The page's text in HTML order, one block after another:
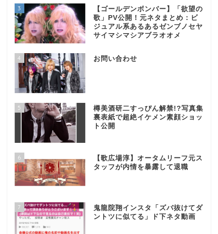
3
【ゴールデンボンバー】「欲望の
歌」PV公開！元ネタまとめ：ビ
ジュアル系あるあるゼンブノセヤ
サイマシマシアブラオオメ
4 お問い合わせ
5
樽美酒研二すっぴん解禁!?写真集
裏表紙で超絶イケメン素顔ショッ
ト公開
6
【歌広場淳】オータムリーフ元ス
タッフが内情を暴露して退職
7
鬼龍院翔インスタ「ズバ抜けてダ
ントツに似てる」ド下ネタ動画